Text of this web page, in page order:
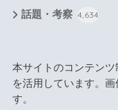
話題・考察 4,634
本サイトのコンテン
を活用しています。
す。